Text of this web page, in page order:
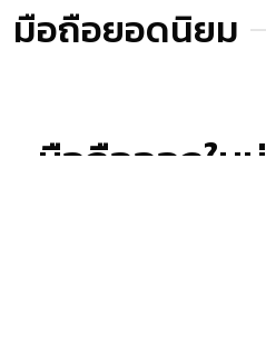
มือถือยอดนิยม
มือถือออกใหม่